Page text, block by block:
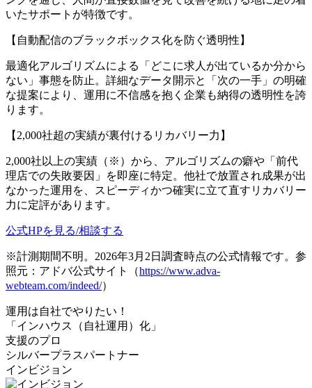
いたサポートが特徴です。
【自動配信のブラックボックス化を防ぐ透明性】
最適化アルゴリズムによる「どこに求人が出ているか分から
ない」事態を防止。詳細なデータ開示と「次の一手」の明確
な提案により、運用に不信感を抱く企業も納得の透明性を誇
ります。
【2,000社超の実績が裏付けるリカバリー力】
2,000社以上の実績（※）から、アルゴリズムの癖や「前代
理店での失敗要因」を即座に特定。他社で放置され成果が出
なかった運用を、スピーディかつ確実に立て直すリカバリー
力に定評があります。
公式HPを見る/相談する
※計測期間不明。2026年3月2日調査時点の公式情報です。参
照元：アドバ公式サイト（https://www.adva-
webteam.com/indeed/）
運用は自社でやりたい！
「インハウス（自社運用）化」
支援のプロ
シルバープラスパートナー
インビジョン